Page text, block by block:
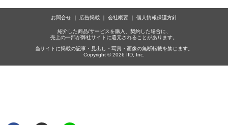
お問合せ 広告掲載 会社概要 個人情報保護方針
紹介した商品/サービスを購入、契約した場合に、
売上の一部が弊社サイトに還元されることがあります。
当サイトに掲載の記事・見出し・写真・画像の無断転載を禁じます。
Copyright © 2026 IID, Inc.